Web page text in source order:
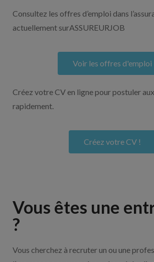
Consultez les offres d’emploi dans
actuellement surASSUREURJOB
Voir les offres d'emploi
Créez votre CV en ligne pour postuler
rapidement.
Créez votre CV !
Vous êtes une
?
Vous cherchez à recruter un ou une